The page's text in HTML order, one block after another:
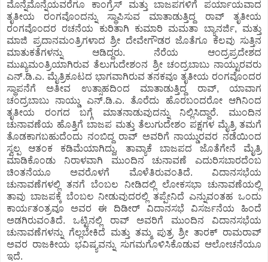
ಮೊನ್ನೆಮೊನ್ನೆಯವರೆಗೂ ಕಾಂಗ್ರೆಸ್ ಮತ್ತು ಬಾಜಪಗಳಿಗೆ ಪರ್ಯಾಯವಾದ
ತೃತೀಯ ರಂಗವೊಂದನ್ನು ಸ್ಥಾಪಿಸುವ ಮಾತಾಡುತ್ತಿದ್ದ ರಾವ್ ತೃತೀಯ
ರಂಗವೊಂದರ ರಚನೆಯ ಕುರಿತಾಗಿ ಕುಮಾರಿ ಮಮತಾ ಬ್ಯಾನರ್ಜಿ, ಮತ್ತು
ಮಾಜಿ ಪ್ರದಾನಮಂತ್ರಿಗಳಾದ ಶ್ರೀ ದೇವೇಗೌಡರ ಜೊತೆಗೂ ಕೆಲವು ಸುತ್ತಿನ
ಮಾತುಕತೆಗಳನ್ನು ಆಡಿದ್ದರು. ನೆರೆಯ ಆಂದ್ರಪ್ರದೇಶದ
ಮುಖ್ಯಮಂತ್ರಿಯಾಗಿರುವ ತೆಲುಗುದೇಶಂನ ಶ್ರೀ ಚಂದ್ರಬಾಬು ನಾಯ್ಟುರವರು
ಎನ್.ಡಿ.ಎ. ಮೈತ್ರಿಕೂಟದ ಭಾಗವಾಗಿರುವ ತನಕವೂ ತೃತೀಯ ರಂಗವೊಂದರ
ಸ್ಥಾಪನೆಗೆ ಅತೀವ ಉತ್ಸಾಹದಿಂದ ಮಾತಾಡುತ್ತಿದ್ದ ರಾವ್, ಯಾವಾಗ
ಚಂದ್ರಬಾಬು ನಾಯ್ಡು ಎನ್.ಡಿ.ಎ. ತೊರೆದು ಹೊರಬಂದರೋ ಆಗಿನಿಂದ
ತೃತೀಯ ರಂಗದ ಬಗ್ಗೆ ಮಾತನಾಡುವುದನ್ನು ನಿಲ್ಲಿಸಿದ್ದಾರೆ. ಮುಂದಿನ
ಚುನಾವಣೆಯ ಹೊತ್ತಿಗೆ ಬಾಜಪ ಮತ್ತು ತೆಲುಗುದೇಶಂ ಪಕ್ಷಗಳ ಮೈತ್ರಿ ತಮಗೆ
ತೊಡಕಾಗಬಹುದೆಂದು ನಂಬಿದ್ದ ರಾವ್ ಅವರಿಗೆ ನಾಯ್ಡುರವರ ನಡೆಯಿಂದ
ಸ್ವಲ್ಪ ಆತಂಕ ಕಡಿಮೆಯಾಗಿದ್ದು, ತಾವ್ಯಾಕೆ ಬಾಜಪದ ಜೊತೆಗೇನೆ ಮೈತ್ರಿ
ಮಾಡಿಕೊಂಡು ನಿರಾಳವಾಗಿ ಮುಂದಿನ ಚುನಾವಣೆ ಎದುರಿಸಬಾರದೆಂಬ
ಚಿಂತನೆಯೂ ಅವರೊಳಗೆ ಮೊಳೆತಿರುವಂತಿದೆ. ವಿದಾನಸಭೆಯ
ಚುನಾವಣೆಗಳಲ್ಲಿ ತನಗೆ ಬೆಂಬಲ ನೀಡಿದಲ್ಲಿ ಲೋಕಸಭಾ ಚುನಾವಣೆಯಲ್ಲಿ
ತಾವು ಬಾಜಪಕ್ಕೆ ಬೆಂಬಲ ನೀಡುವುದರಲ್ಲಿ ತಪ್ಪೇನಿದೆ ಎನ್ನುವಂತಹ ಒಂದು
ಕಾರ್ಯತಂತ್ರವೂ ಅವರ ಈ ದಿಡೀರ್ ವಿದಾನಸಭೆ ವಿಸರ್ಜನೆಯ ಹಿಂದೆ
ಅಡಗಿರುವಂತಿದೆ. ಒಟ್ಟಿನಲ್ಲಿ ರಾವ್ ಅವರಿಗೆ ಮುಂದಿನ ವಿದಾನಸಭೆಯ
ಚುನಾವಣೆಗಳನ್ನು ಗೆಲ್ಲಬೇಕಿದೆ ಮತ್ತು ತಮ್ಮ ಪುತ್ರ ಶ್ರೀ ತಾರಕ್ ರಾಮರಾವ್
ಅವರ ರಾಜಕೀಯ ಭವಿಷ್ಯವನ್ನು ಸುಗಮಗೊಳಿಸಿಕೊಡುವ ಆಲೋಚನೆಯೂ
ಇದೆ.